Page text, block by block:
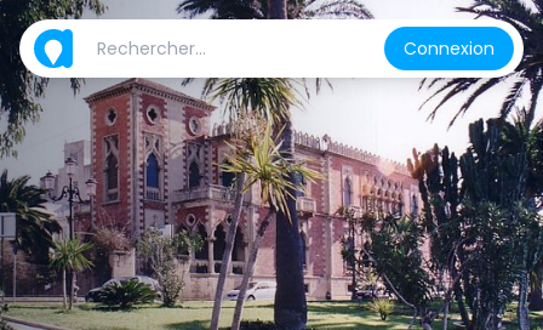
Connexion